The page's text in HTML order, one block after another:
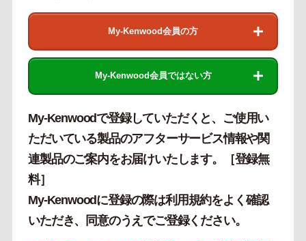
My-Kenwood会員の方
My-Kenwood会員ではない方
My-Kenwoodで登録していただくと、ご使用い
ただいている製品のアフターサービス情報や関
連製品のご案内をお届けいたします。［登録無
料］
My-Kenwoodに登録の際は利用規約をよく確認
いただき、同意のうえでご登録ください。